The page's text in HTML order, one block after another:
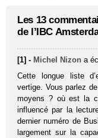
Les 13
de l’IBC
[1] - Michel Nizon a
Cette longue liste
vertige. Vous parlez
moyens ? où est la
influencé par la
dernier numéro de
largement sur la